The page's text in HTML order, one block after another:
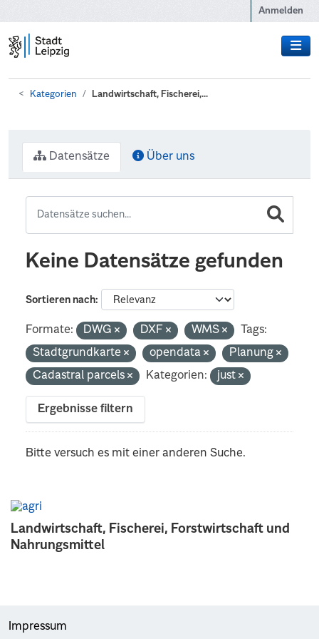
Anmelden
Kategorien Landwirtschaft, Fischerei,...
Landwirtschaft, Fischerei, Forstwirtschaft und
Nahrungsmittel
Datensätze Über uns
Keine Datensätze gefunden
Sortieren nach
Formate: DWG DXF WMS
Tags:
Stadtgrundkarte
opendata
Planung
Cadastral parcels
Kategorien: just
Ergebnisse filtern
Bitte versuch es mit einer anderen Suche.
Impressum